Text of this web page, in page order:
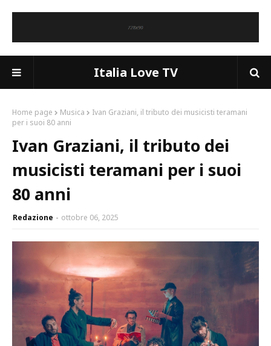
Italia Love TV
Home page Musica
Ivan Graziani, il tributo dei musicisti teramani
per i suoi 80 anni
Ivan Graziani, il tributo dei
musicisti teramani per i suoi
80 anni
Redazione ottobre 06, 2025